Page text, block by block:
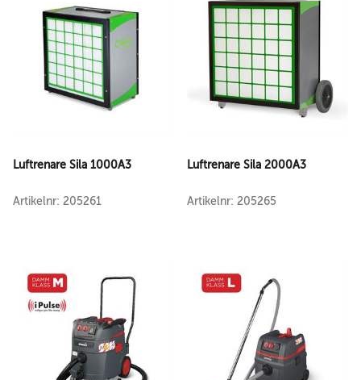
Luftrenare Sila 1000A3
Artikelnr: 205261
Luftrenare Sila 2000A3
Artikelnr: 205265